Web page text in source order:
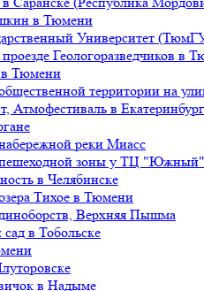
в Тюмени
Университет
Геологоразведчиков в
Тюмени
территории на
Атмофестиваль в
реки Миасс
пешеходной зоны у ТЦ "Южный"
в Челябинске
Тихое в Тюмени
Верхняя Пышма
в Тобольске
в Надыме